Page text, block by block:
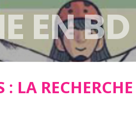
EN BD
: LA